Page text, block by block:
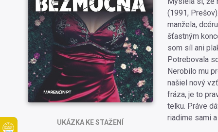
UKÁZKAKE STAŽENÍ
(1991,
manžela,
šťastným
som síl ani
Potrebovala
Nerobilo mu
našiel nový
fráza, je to
telku. Práve
riadime sami